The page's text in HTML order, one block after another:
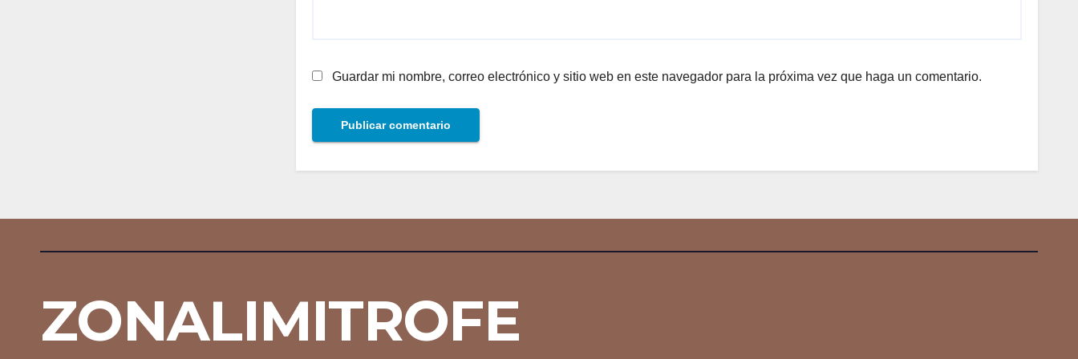
Guardar mi nombre, correo electrónico y sitio web en este navegador para la próxima vez que haga un comentario.
ZONALIMITROFE